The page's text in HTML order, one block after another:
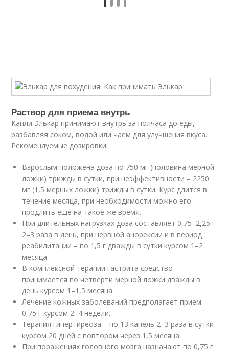
Раствор для приема внутрь
Капли Элькар принимают внутрь за полчаса до еды,
разбавляя соком, водой или чаем для улучшения вкуса.
Рекомендуемые дозировки:
Взрослым положена доза по 750 мг (половина мерной
ложки) трижды в сутки, при неэффективности – 2250
мг (1,5 мерных ложки) трижды в сутки. Курс длится в
течение месяца, при необходимости можно его
продлить еще на такое же время.
При длительных нагрузках доза составляет 0,75–2,25 г
2–3 раза в день, при нервной анорексии и в период
реабилитации – по 1,5 г дважды в сутки курсом 1–2
месяца.
В комплексной терапии гастрита средство
принимается по четверти мерной ложки дважды в
день курсом 1–1,5 месяца.
Лечение кожных заболеваний предполагает прием
0,75 г курсом 2–4 недели.
Терапия гипертиреоза – по 13 капель 2–3 раза в сутки
курсом 20 дней с повтором через 1,5 месяца.
При поражениях головного мозга назначают по 0,75 г